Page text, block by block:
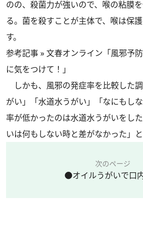
のの、殺菌力が強いので、喉の粘膜
る。菌を殺すことが主体で、喉は保
す。
参考記事 »文春オンライン「風邪予
に気をつけて！」
しかも、風邪の発症率を比較した
がい」「水道水うがい」「なにもし
率が低かったのは水道水うがいをし
いは何もしない時と差がなかった」と
次のページ
●オイルうがいで口